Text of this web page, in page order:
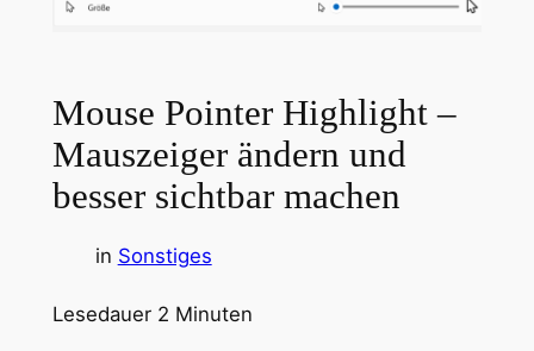
Mouse Pointer Highlight –
Mauszeiger ändern und
besser sichtbar machen
in Sonstiges
Lesedauer 2 Minuten